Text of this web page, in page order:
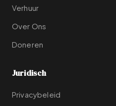
Verhuur
Over Ons
Doneren
Juridisch
Privacybeleid